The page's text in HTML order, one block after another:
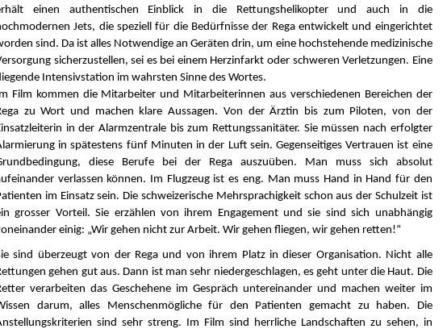
einen authentischen Einblick in die Rettungshelikopter und auch in die
Jets, die speziell für die Bedürfnisse der Rega entwickelt und eingerichtet
sind. Da ist alles Notwendige an Geräten drin, um eine hochstehende medizinische
sicherzustellen, sei es bei einem Herzinfarkt oder schweren Verletzungen. Eine
Intensivstation im wahrsten Sinne des Wortes.
Film kommen die Mitarbeiter und Mitarbeiterinnen aus verschiedenen Bereichen der
zu Wort und machen klare Aussagen. Von der Ärztin bis zum Piloten, von der
in der Alarmzentrale bis zum Rettungssanitäter. Sie müssen nach erfolgter
in spätestens fünf Minuten in der Luft sein. Gegenseitiges Vertrauen ist eine
diese Berufe bei der Rega auszuüben. Man muss sich absolut
verlassen können. Im Flugzeug ist es eng. Man muss Hand in Hand für den
im Einsatz sein. Die schweizerische Mehrsprachigkeit schon aus der Schulzeit ist
grosser Vorteil. Sie erzählen von ihrem Engagement und sie sind sich unabhängig
einig: „Wir gehen nicht zur Arbeit. Wir gehen fliegen, wir gehen retten!“
sind überzeugt von der Rega und von ihrem Platz in dieser Organisation. Nicht alle
gehen gut aus. Dann ist man sehr niedergeschlagen, es geht unter die Haut. Die
verarbeiten das Geschehene im Gespräch untereinander und machen weiter im
darum, alles Menschenmögliche für den Patienten gemacht zu haben. Die
sind sehr streng. Im Film sind herrliche Landschaften zu sehen, in